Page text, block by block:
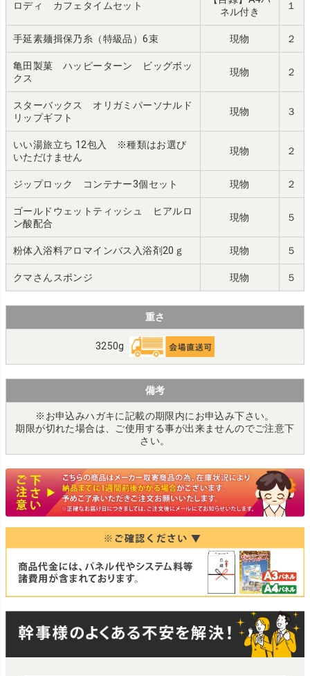
ロディ カフェタイムセット
ネル付き
１
手延素麺揖保乃糸（特級品）6束 現物 ２
亀田製菓 ハッピーターン ビッグボッ
クス
現物 ２
スターバックス オリガミパーソナルド
リップギフト
現物 ３
いい湯旅立ち 12包入 ※種類はお選び
いただけません
現物 ２
ジップロック コンテナー3個セット 現物 ２
ゴールドウェットティッシュ ヒアルロ
ン酸配合
現物 ５
粉体入浴料アロマインバス入浴剤20ｇ 現物 ５
クマさんスポンジ 現物 ５
重さ
3250g
備考
※お申込みハガキに記載の期限内にお申込み下さい。
期限が切れた場合は、ご使用する事が出来ませんのでご注意下
さい。